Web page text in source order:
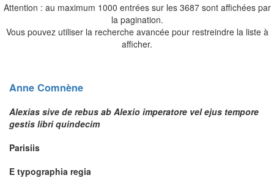
Attention : au maximum 1000 entrées sur les 3687 sont affichées par
la pagination.
Vous pouvez utiliser la recherche avancée pour restreindre la liste à
afficher.
Anne Comnène
Alexias sive de rebus ab Alexio imperatore vel ejus tempore
gestis libri quindecim
Parisiis
E typographia regia